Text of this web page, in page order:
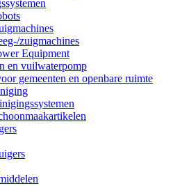
zuigmachines
Equipment
en vuilwaterpomp
gemeenten en openbare ruimte